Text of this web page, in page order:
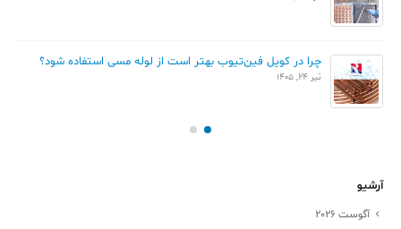
چرا در کویل فین‌تیوب بهتر است از لوله مسی استفاده شود؟
تیر 24, 1405
آرشیو
آگوست 2026